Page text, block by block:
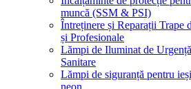
muncă (SSM & PSI)
Întreținere și Reparații Trape
și Profesionale
Lămpi de Iluminat de
Sanitare
Lămpi de siguranță pentru
neon